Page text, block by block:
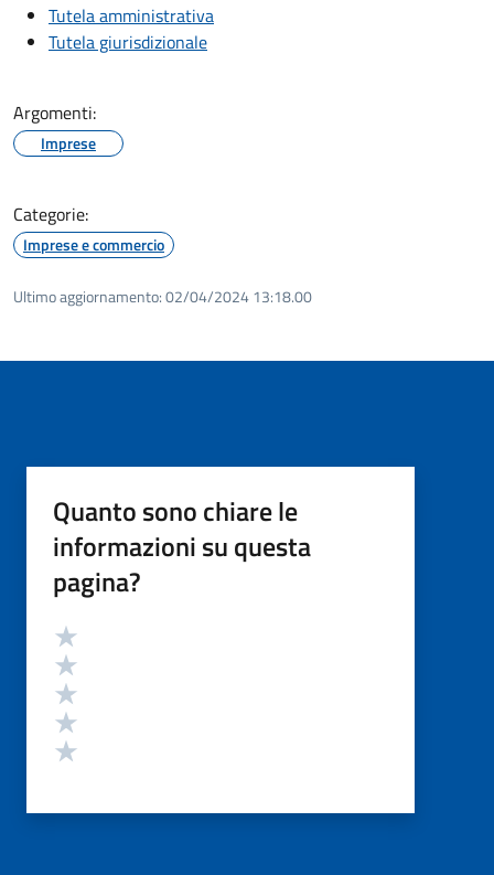
Tutela amministrativa
Tutela giurisdizionale
Argomenti:
Imprese
Categorie:
Imprese e commercio
Ultimo aggiornamento:02/04/2024 13:18.00
Quanto sono chiare le
informazioni su questa
pagina?
Valutazione